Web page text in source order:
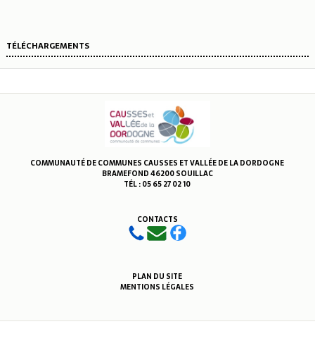
TÉLÉCHARGEMENTS
COMMUNAUTÉ DE COMMUNES CAUSSES ET VALLÉE DE LA DORDOGNE
BRAMEFOND 46200 SOUILLAC
TÉL : 05 65 27 02 10
CONTACTS
PLAN DU SITE
MENTIONS LÉGALES